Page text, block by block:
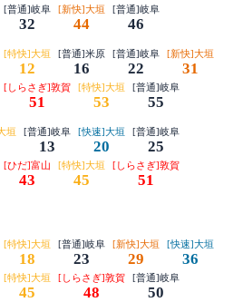
[普通]岐阜
32
[新快]大垣
44
[普通]岐阜
46
[特快]大垣
12
[普通]米原
16
[普通]岐阜
22
[新快]大垣
31
[しらさぎ]敦賀
51
[特快]大垣
53
[普通]岐阜
55
垣 [普通]岐阜
13
[快速]大垣
20
[普通]岐阜
25
[ひだ]富山
43
[特快]大垣
45
[しらさぎ]敦賀
51
[特快]大垣
18
[普通]岐阜
23
[新快]大垣
29
[快速]大垣
36
[特快]大垣
45
[しらさぎ]敦賀
48
[普通]岐阜
50